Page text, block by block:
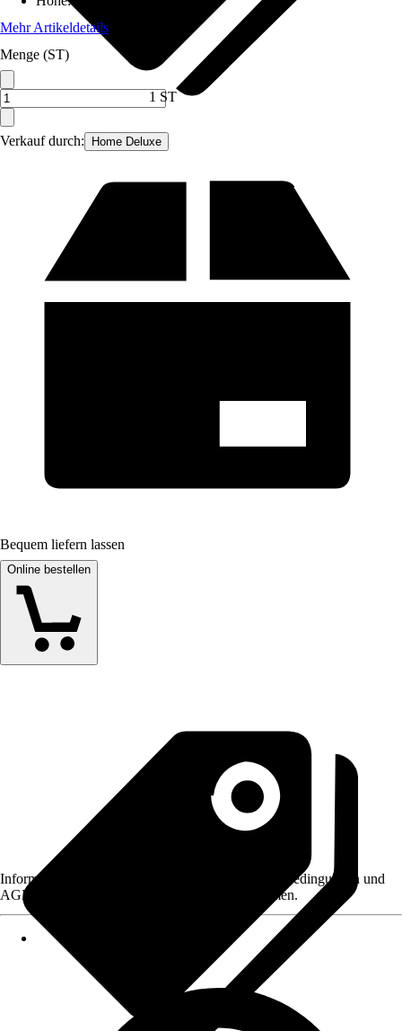
Verkauf durch: Home Deluxe
Mehr Artikeldetails
Menge (ST)
1 ST
Bequem liefern lassen
Online bestellen
Informationen des Verkäufers, wie z. B. Rückgabebedingungen und
AGB, finden Sie bei Klick auf den Verkäufernamen.